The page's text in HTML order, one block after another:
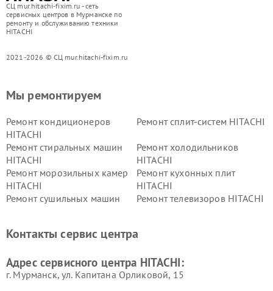
СЦ mur.hitachi-fixim.ru - сеть
сервисных центров в Мурманске по
ремонту и обслуживанию техники
HITACHI
2021-2026 © СЦ mur.hitachi-fixim.ru
Мы ремонтируем
Ремонт кондиционеров
HITACHI
Ремонт сплит-систем HITACHI
Ремонт стиральных машин
HITACHI
Ремонт холодильников
HITACHI
Ремонт морозильных камер
HITACHI
Ремонт кухонных плит
HITACHI
Ремонт сушильных машин
Ремонт телевизоров HITACHI
данных HITACHI
HITACHI
HITACHI
HITACHI
Контакты сервис центра
Адрес сервисного центра HITACHI:
г. Мурманск, ул. Капитана Орликовой, 15